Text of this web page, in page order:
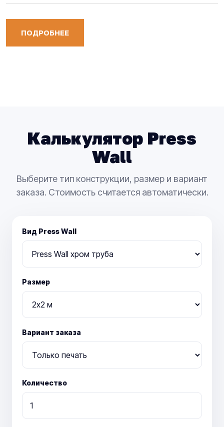
ПОДРОБНЕЕ
Калькулятор Press
Wall
Выберите тип конструкции, размер и вариант
заказа. Стоимость считается автоматически.
Вид Press Wall
Размер
Вариант заказа
Количество